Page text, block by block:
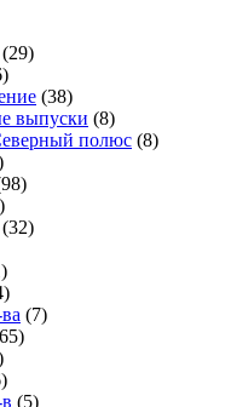
(29)
(38)
выпуски (8)
полюс (8)
(32)
(7)
(5)